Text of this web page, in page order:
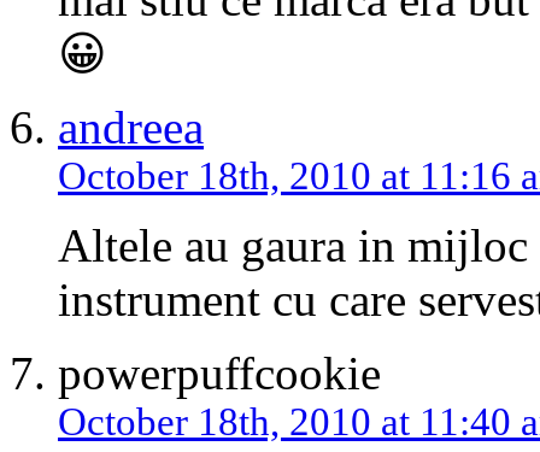
😀
andreea
October 18th, 2010 at 11:16
Altele au gaura in mijloc
instrument cu care
powerpuffcookie
October 18th, 2010 at 11:40